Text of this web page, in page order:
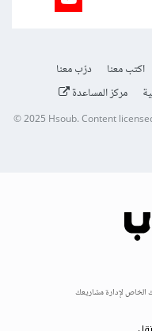
اكتب معنا
درّب معنا
مركز المساعدة
© 2025Hsoub.Content